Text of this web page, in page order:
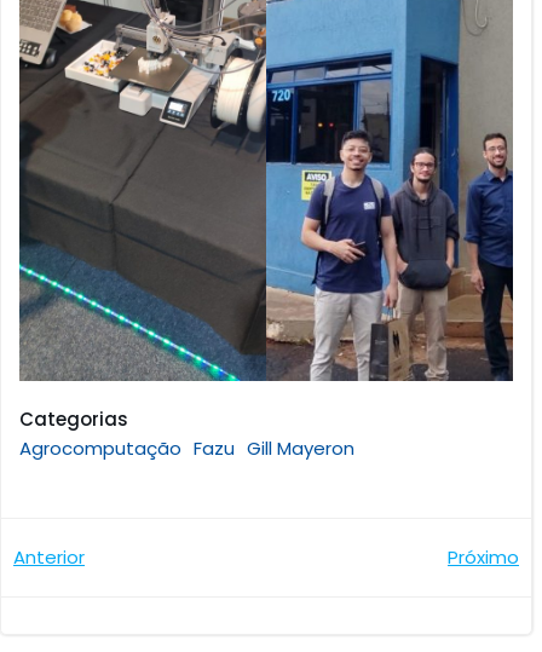
Categorias
Agrocomputação Fazu Gill Mayeron
Navegação
Anterior Próximo